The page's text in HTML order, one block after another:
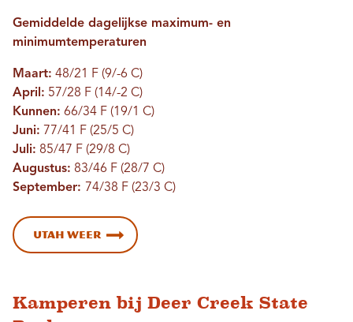
Gemiddelde dagelijkse maximum- en
minimumtemperaturen
Maart: 48/21 F (9/-6 C)
April: 57/28 F (14/-2 C)
Kunnen: 66/34 F (19/1 C)
Juni: 77/41 F (25/5 C)
Juli: 85/47 F (29/8 C)
Augustus: 83/46 F (28/7 C)
September: 74/38 F (23/3 C)
Utah Weer
Kamperen bij Deer Creek State